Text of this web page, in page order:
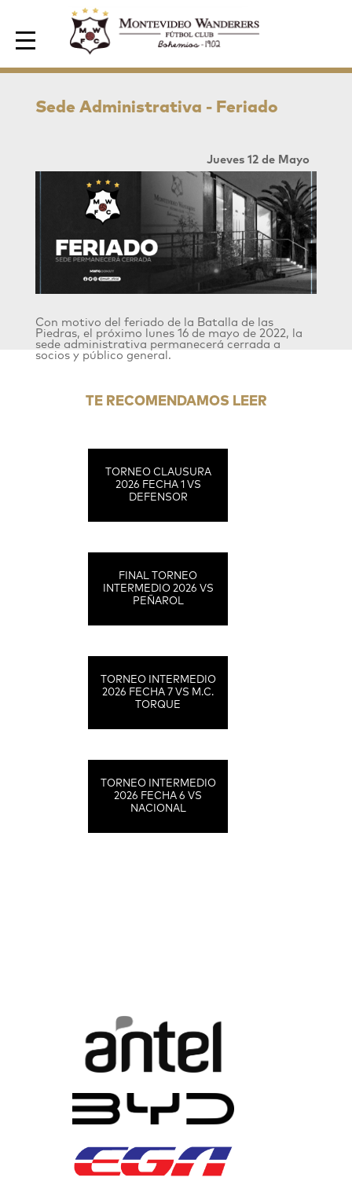
Area de Socios
Sede Administrativa - Feriado
Jueves 12 de Mayo
Con motivo del feriado de la Batalla de las
Piedras, el próximo lunes 16 de mayo de 2022, la
sede administrativa permanecerá cerrada a
socios y público general.
TE RECOMENDAMOS LEER
TORNEO CLAUSURA
2026 FECHA 1 VS
DEFENSOR
FINAL TORNEO
INTERMEDIO 2026 VS
PEÑAROL
TORNEO INTERMEDIO
2026 FECHA 7 VS M.C.
TORQUE
TORNEO INTERMEDIO
2026 FECHA 6 VS
NACIONAL